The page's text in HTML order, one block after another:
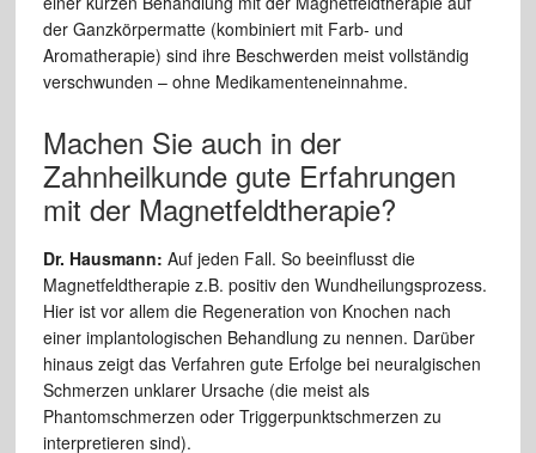
der Ganzkörpermatte (kombiniert mit Farb- und
Aromatherapie) sind ihre Beschwerden meist vollständig
verschwunden – ohne Medikamenteneinnahme.
Machen Sie auch in der
Zahnheilkunde gute Erfahrungen
mit der Magnetfeldtherapie?
Dr. Hausmann: Auf jeden Fall. So beeinflusst die
Magnetfeldtherapie z.B. positiv den Wundheilungsprozess.
Hier ist vor allem die Regeneration von Knochen nach
einer implantologischen Behandlung zu nennen. Darüber
hinaus zeigt das Verfahren gute Erfolge bei neuralgischen
Schmerzen unklarer Ursache (die meist als
Phantomschmerzen oder Triggerpunktschmerzen zu
interpretieren sind).